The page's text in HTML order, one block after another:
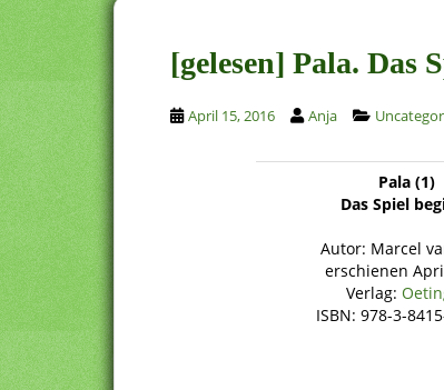
[gelesen] Pala. Das
April 15, 2016 Anja
Pala (1)
Das Spiel
Autor: Marcel
erschienen
Verlag:
ISBN: 978-3-